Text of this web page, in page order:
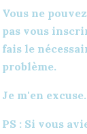
Vous ne
pas vous
fais le
problème.
Je m'en excuse.
PS : Si vous